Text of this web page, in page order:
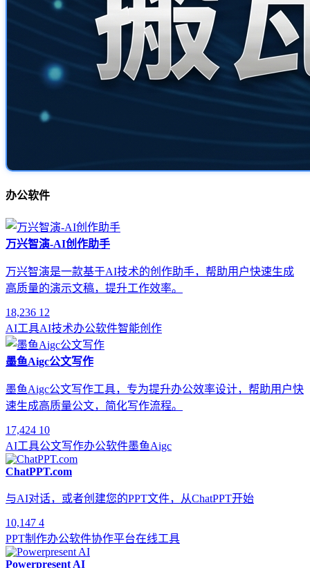
办公软件
万兴智演-AI创作助手
万兴智演是一款基于AI技术的创作助手，帮助用户快速生成
高质量的演示文稿，提升工作效率。
18,236 12
AI工具AI技术办公软件智能创作
墨鱼Aigc公文写作
墨鱼Aigc公文写作工具，专为提升办公效率设计，帮助用户快
速生成高质量公文，简化写作流程。
17,424 10
AI工具公文写作办公软件墨鱼Aigc
ChatPPT.com
与AI对话，或者创建您的PPT文件，从ChatPPT开始
10,147 4
PPT制作办公软件协作平台在线工具
Powerpresent AI